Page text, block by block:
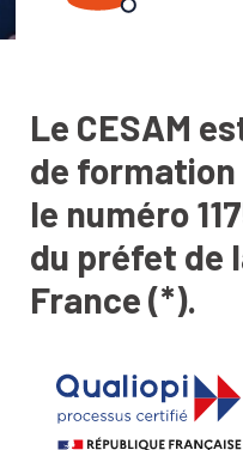
Le CESAM
de
le numéro
du préfet de
France (*).